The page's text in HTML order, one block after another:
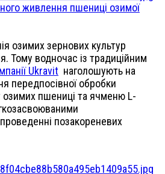
живлення пшениці озимої
озимих зернових культур
Тому водночас із традиційним
Ukravit наголошують на
передпосівної обробки
озимих пшениці та ячменю L-
позакореневих